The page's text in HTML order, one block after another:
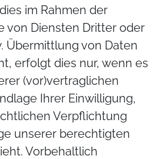
im Rahmen der
von Diensten Dritter oder
Übermittlung von Daten
erfolgt dies nur, wenn es
(vor)vertraglichen
Ihrer Einwilligung,
Verpflichtung
unserer berechtigten
Vorbehaltlich